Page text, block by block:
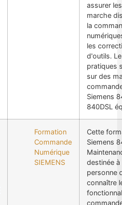
assurer
marche
la
les
d'outils.
pratiques
sur des
Siemens
840DSL
Formation
Commande
Numérique
SIEMENS
Cette
Siemens
destinée
personne
connaître